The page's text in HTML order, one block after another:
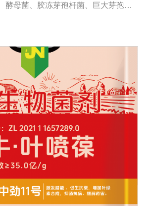
酵母菌、胶冻芽孢杆菌、巨大芽孢杆
壤肥力，能激活土壤养分，使土壤中
利用率达到大化，土壤肥力大幅度提
菌剂产品功能】 以菌克菌，有益菌
的生长，有效缓解根腐、黄化、枯
衰等现象，防止其它土传病害及重茬
壤养分微生物菌剂能够增强土壤团粒
高土壤通透性和保水保肥能力，增加
壤PH值，活化土壤中的潜在养分，改
情况，有效解决因连工连作，重茬等
。针对长期使用鸡粪造成的有机酸毒
虫卵危害，酸碱不平衡等现状采用高
，破除土壤板结，恢复土壤活力、保
强健植株、保花保果、促进花芽形
、解决土壤重金属污染问题微生物菌
的对土壤中的重金属进行溶解、氧化
中的化学行为产生深刻的影响，有效
问题。